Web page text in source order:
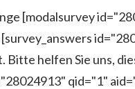
[modalsurvey
helfen Sie uns,
qid="1"